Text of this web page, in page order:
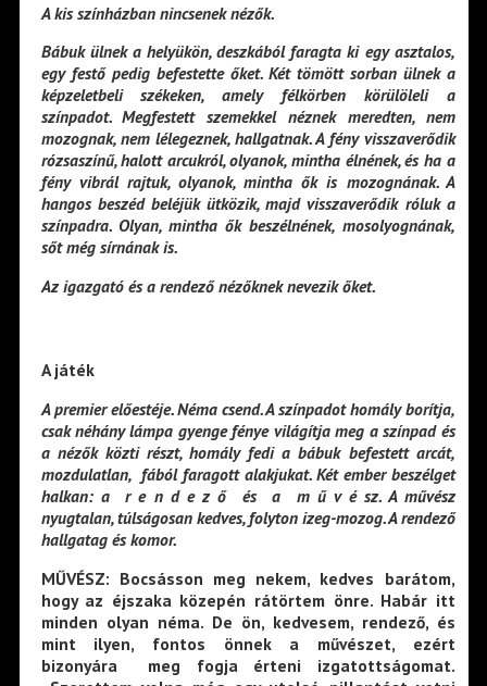
A kis színházban nincsenek nézők.
Bábuk ülnek a helyükön, deszkából faragta ki egy asztalos,
egy festő pedig befestette őket. Két tömött sorban ülnek a
képzeletbeli székeken, amely félkörben körülöleli a
színpadot. Megfestett szemekkel néznek meredten, nem
mozognak, nem lélegeznek, hallgatnak. A fény visszaverődik
rózsaszínű, halott arcukról, olyanok, mintha élnének, és ha a
fény vibrál rajtuk, olyanok, mintha ők is mozognának. A
hangos beszéd beléjük ütközik, majd visszaverődik róluk a
színpadra. Olyan, mintha ők beszélnének, mosolyognának,
sőt még sírnának is.
Az igazgató és a rendező nézőknek nevezik őket.
A játék
A premier előestéje. Néma csend. A színpadot homály borítja,
csak néhány lámpa gyenge fénye világítja meg a színpad és
a nézők közti részt, homály fedi a bábuk befestett arcát,
mozdulatlan, fából faragott alakjukat. Két ember beszélget
halkan: a r e n d e z ő és a m ű v é sz. A művész
nyugtalan, túlságosan kedves, folyton izeg-mozog. A rendező
hallgatag és komor.
MŰVÉSZ: Bocsásson meg nekem, kedves barátom,
hogy az éjszaka közepén rátörtem önre. Habár itt
minden olyan néma. De ön, kedvesem, rendező, és
mint ilyen, fontos önnek a művészet, ezért
bizonyára meg fogja érteni izgatottságomat.